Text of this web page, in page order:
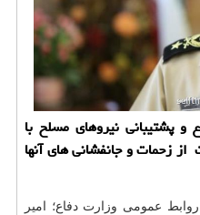
پشتیبانی نیروهای مسلح با
از زحمات و جانفشانی های آنها
عمومی وزارت دفاع؛ امیر